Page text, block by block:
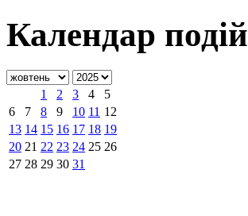
Календар подій
1 2 3 4
5
6
7 8 9 10 11 12
13 14 15 16 17 18 19
20 21 22 23 24 25 26
27 28 29 30 31